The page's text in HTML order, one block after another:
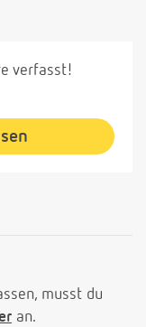
verfasst!
musst du
an.